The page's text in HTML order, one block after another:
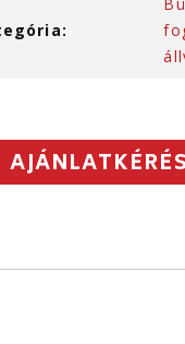
AJÁNLATKÉRÉS